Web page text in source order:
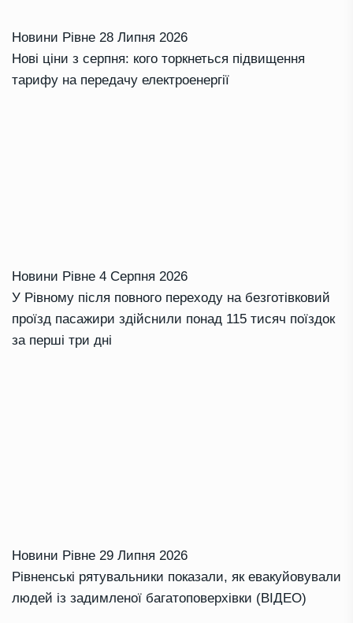
Новини Рівне 28 Липня 2026
Нові ціни з серпня: кого торкнеться підвищення
тарифу на передачу електроенергії
Новини Рівне 4 Серпня 2026
У Рівному після повного переходу на безготівковий
проїзд пасажири здійснили понад 115 тисяч поїздок
за перші три дні
Новини Рівне 29 Липня 2026
Рівненські рятувальники показали, як евакуйовували
людей із задимленої багатоповерхівки (ВІДЕО)